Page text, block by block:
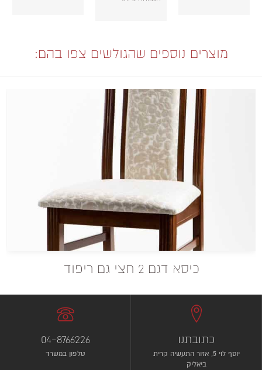
מוצרים נוספים שהגולשים צפו בהם:
כיסא דגם 2 חצי גם ריפוד
04-8766226
טלפון במשרד
כתובתנו
יוסף לוי 5, אזור התעשיה קרית
ביאליק